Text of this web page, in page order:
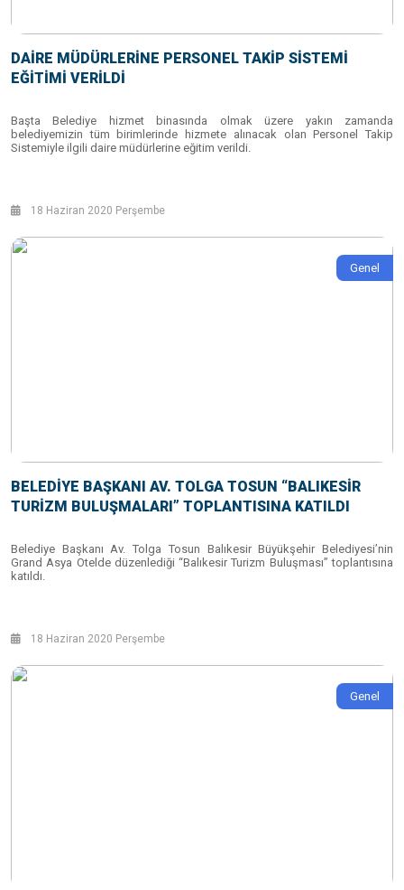
DAİRE MÜDÜRLERİNE PERSONEL TAKİP SİSTEMİ
EĞİTİMİ VERİLDİ
Başta Belediye hizmet binasında olmak üzere yakın zamanda
belediyemizin tüm birimlerinde hizmete alınacak olan Personel Takip
Sistemiyle ilgili daire müdürlerine eğitim verildi.
18 Haziran 2020 Perşembe
Genel
BELEDİYE BAŞKANI AV. TOLGA TOSUN “BALIKESİR
TURİZM BULUŞMALARI” TOPLANTISINA KATILDI
Belediye Başkanı Av. Tolga Tosun Balıkesir Büyükşehir Belediyesi’nin
Grand Asya Otelde düzenlediği “Balıkesir Turizm Buluşması” toplantısına
katıldı.
18 Haziran 2020 Perşembe
Genel